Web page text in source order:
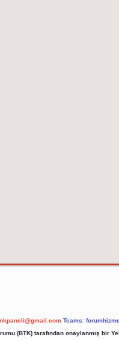
Teams:
(BTK) tarafından onaylanmış